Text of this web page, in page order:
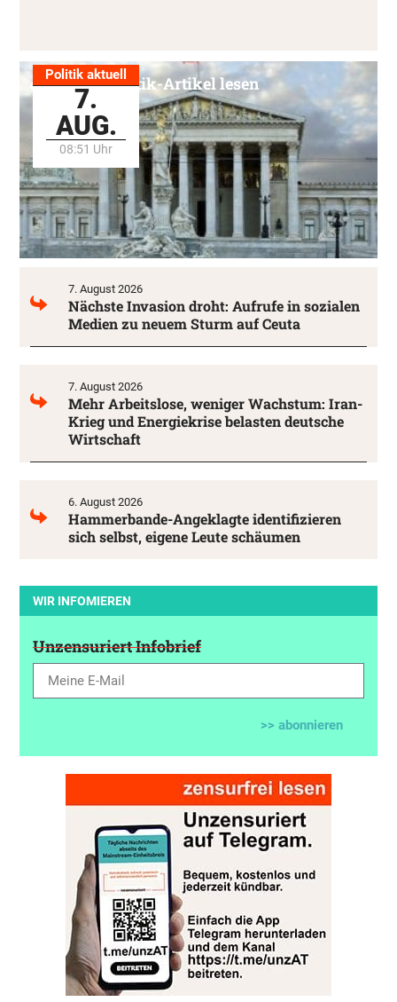
Politik aktuell
7.
AUG.
08:51 Uhr
Alle Politik-Artikel lesen
7. August 2026
Nächste Invasion droht: Aufrufe in sozialen
Medien zu neuem Sturm auf Ceuta
7. August 2026
Mehr Arbeitslose, weniger Wachstum: Iran-
Krieg und Energiekrise belasten deutsche
Wirtschaft
6. August 2026
Hammerbande-Angeklagte identifizieren
sich selbst, eigene Leute schäumen
WIR INFOMIEREN
Unzensuriert Infobrief
>> abonnieren